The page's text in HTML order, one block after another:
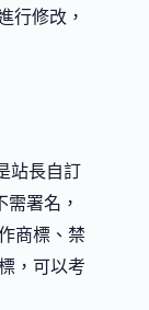
行修改，
站長自訂
署名，
商標、禁
，可以考